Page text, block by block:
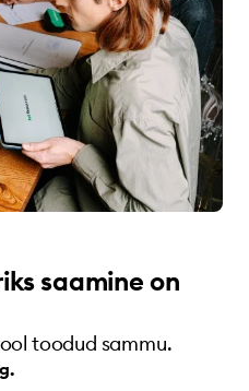
saamine on
toodud sammu.